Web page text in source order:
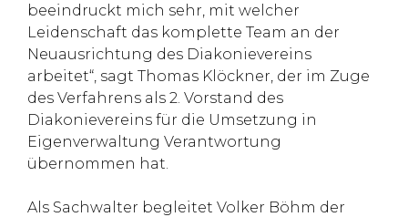
beeindruckt mich sehr, mit welcher
Leidenschaft das komplette Team an der
Neuausrichtung des Diakonievereins
arbeitet“, sagt Thomas Klöckner, der im Zuge
des Verfahrens als 2. Vorstand des
Diakonievereins für die Umsetzung in
Eigenverwaltung Verantwortung
übernommen hat.
Als Sachwalter begleitet Volker Böhm der